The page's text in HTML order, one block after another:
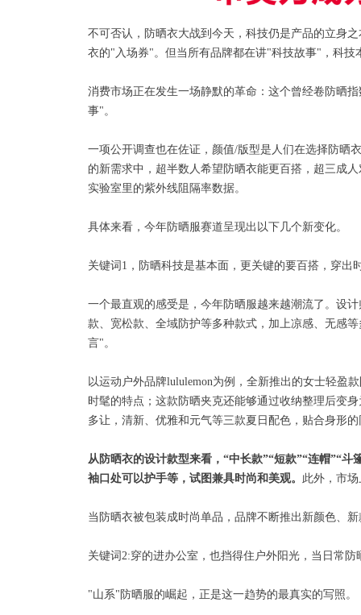
不可否认，防晒衣大战到今天，科技仍是产品的立身
衣的"入场券"。但当所有品牌都在讲"科技故事"，科技
消费市场正在发生一场静默的革命：这个曾经卷防晒
事"。
一项公开调查也在佐证，颜值/版型是人们在选择防晒
的新需求中，超半数人希望防晒衣能更百搭，超三成
实验室里的紫外线阻隔率数据。
具体来看，今年防晒服赛道呈现出以下几个新变化。
关键词1，防晒科技是基本面，更关键的要百搭，穿出
一个最直观的感受是，今年防晒服越来越潮流了。设
款、宽松款、全域防护等多种款式，加上凉感、无感
言"。
以运动户外品牌lululemon为例，全新推出的女士轻盈
时髦的特点；这款防晒夹克还能够通过收纳整理后变
多让，清新、优雅和元气等三款夏日配色，贴合身形
从防晒衣的设计款型来看，“中长款”“短款”“连帽”“
袖口处可以护手等，试图兼具时尚和美观。 此外，市
当防晒衣被包装成时尚单品，品牌不断推出新颜色、
关键词2:穿的进办公室，也挡得住户外阳光，当日常
"山系"防晒服的崛起，正是这一趋势的最真实的写照。